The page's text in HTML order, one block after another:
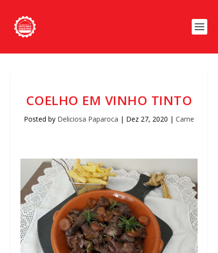
COELHO EM VINHO TINTO
Posted by Deliciosa Paparoca | Dez 27, 2020 | Carne